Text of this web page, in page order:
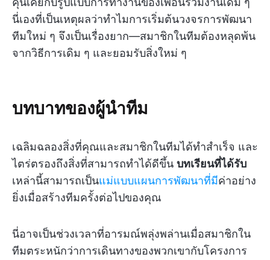
นี่เองที่เป็นเหตุผลว่าทำไมการเริ่มต้นวงจรการพัฒนา
ทีมใหม่ ๆ จึงเป็นเรื่องยาก—สมาชิกในทีมต้องหลุดพ้น
จากวิธีการเดิม ๆ และยอมรับสิ่งใหม่ ๆ
บทบาทของผู้นำทีม
เฉลิมฉลองสิ่งที่คุณและสมาชิกในทีมได้ทำสำเร็จ และ
ไตร่ตรองถึงสิ่งที่สามารถทำได้ดีขึ้น บทเรียนที่ได้รับ
เหล่านี้สามารถเป็นแม่แบบแผนการพัฒนาที่มีค่าอย่าง
ยิ่งเมื่อสร้างทีมครั้งต่อไปของคุณ
นี่อาจเป็นช่วงเวลาที่อารมณ์พลุ่งพล่านเมื่อสมาชิกใน
ทีมตระหนักว่าการเดินทางของพวกเขากับโครงการ